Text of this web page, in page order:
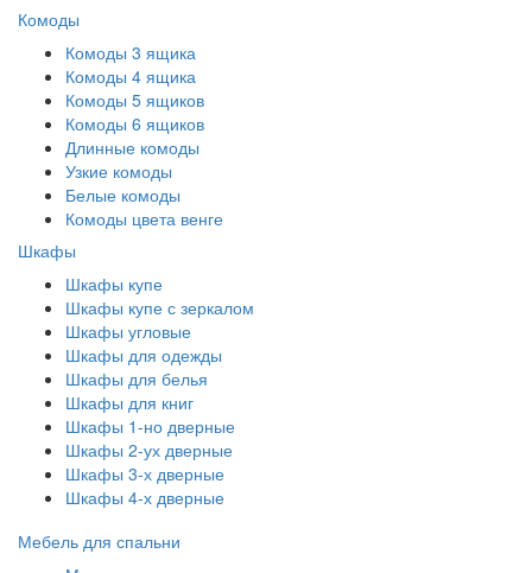
Комоды
Комоды 3 ящика
Комоды 4 ящика
Комоды 5 ящиков
Комоды 6 ящиков
Длинные комоды
Узкие комоды
Белые комоды
Комоды цвета венге
Шкафы
Шкафы купе
Шкафы купе с зеркалом
Шкафы угловые
Шкафы для одежды
Шкафы для белья
Шкафы для книг
Шкафы 1-но дверные
Шкафы 2-ух дверные
Шкафы 3-х дверные
Шкафы 4-х дверные
Мебель для спальни